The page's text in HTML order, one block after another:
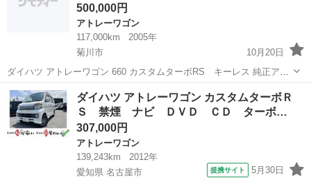
500,000円
アトレーワゴン
117,000km
2005年
菊川市
10月20日
ダイハツ アトレーワゴン 660 カスタムターボRS キーレス 純正アル
ミ （ブラック） ハッチバック 軽自動車 本体価格 500,000円 支払総
額 560,000円 年式(初度登録年):2005(H17) 走行距離...
静岡 菊川市 アトレーワゴン 法定
ダイハツ アトレーワゴン カスタムターボＲ
Ｓ 禁煙 ナビ ＤＶＤ ＣＤ ターボ…
307,000円
アトレーワゴン
139,243km
2012年
愛知県 名古屋市
提携サイト 5月30日